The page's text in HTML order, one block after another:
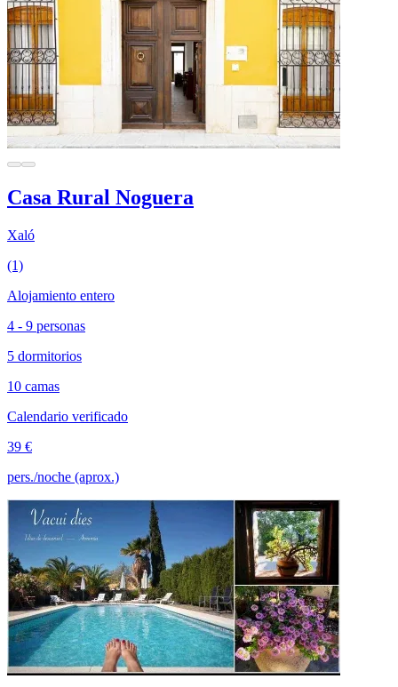
Casa Rural Noguera
Xaló
(1)
Alojamiento entero
4 - 9 personas
5 dormitorios
10 camas
Calendario verificado
39 €
pers./noche (aprox.)